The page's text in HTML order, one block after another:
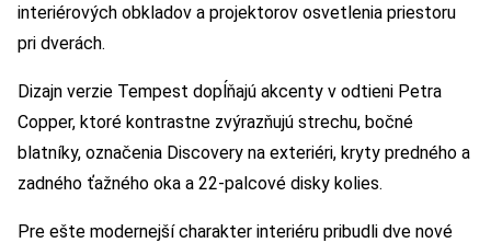
interiérových obkladov a projektorov osvetlenia priestoru
pri dverách.
Dizajn verzie Tempest dopĺňajú akcenty v odtieni Petra
Copper, ktoré kontrastne zvýrazňujú strechu, bočné
blatníky, označenia Discovery na exteriéri, kryty predného a
zadného ťažného oka a 22-palcové disky kolies.
Pre ešte modernejší charakter interiéru pribudli dve nové